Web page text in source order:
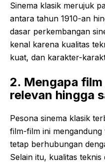
Sinema klasik merujuk
antara tahun 1910-an
dasar perkembangan
kenal karena kualitas
kuat, dan karakter-
2. Mengapa
relevan hingga
Pesona sinema klasik
film-film ini
tetap berhubungan
Selain itu, kualitas